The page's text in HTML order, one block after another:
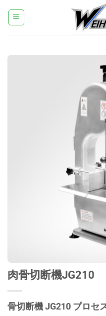
肉骨切断機JG210
骨切断機 JG210 プロセ